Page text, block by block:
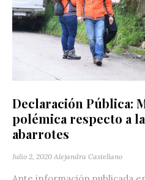
Declaración Pública:
polémica respecto a
abarrotes
Julio 2, 2020 Alejandra Castellano